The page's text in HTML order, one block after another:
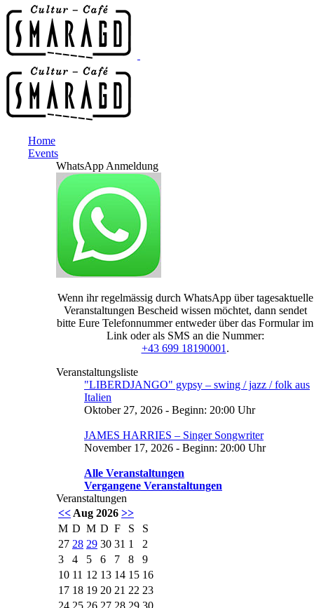
Home
Events
WhatsApp Anmeldung
Wenn ihr regelmässig durch WhatsApp über tagesaktuelle
Veranstaltungen Bescheid wissen möchtet, dann sendet
bitte Eure Telefonnummer entweder über das Formular im
Link oder als SMS an die Nummer:
+43 699 18190001 .
Veranstaltungsliste
"LIBERDJANGO" gypsy – swing / jazz / folk aus
Italien
Oktober 27, 2026 - Beginn: 20:00 Uhr
JAMES HARRIES – Singer Songwriter
November 17, 2026 - Beginn: 20:00 Uhr
Alle Veranstaltungen
Vergangene Veranstaltungen
Veranstaltungen
<< Aug 2026 >>
M D M D F S
S
27 28 29 30 31 1
2
3
4 5 6 7 8
9
10 11 12 13 14 15 16
17 18 19 20 21 22 23
24 25 26 27 28 29 30